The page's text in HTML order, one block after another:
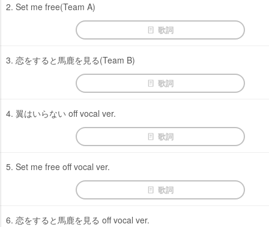
2. Set me free(Team A)
歌詞
3. 恋をすると馬鹿を見る(Team B)
歌詞
4. 翼はいらない off vocal ver.
歌詞
5. Set me free off vocal ver.
歌詞
6. 恋をすると馬鹿を見る off vocal ver.